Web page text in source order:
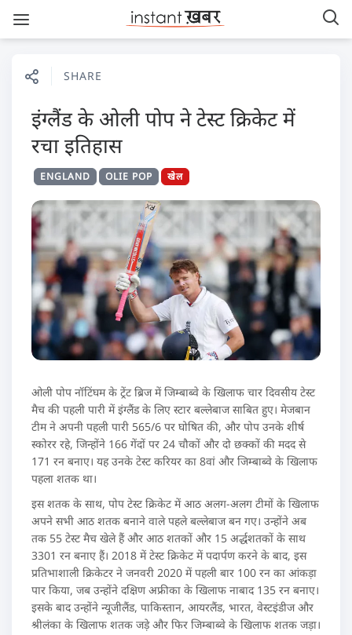
SHARE
इंग्लैंड के ओली पोप ने टेस्ट क्रिकेट में
रचा इतिहास
ENGLAND OLIE POP खेल
ओली पोप नॉटिंघम के ट्रेंट ब्रिज में जिम्बाब्वे के खिलाफ चार दिवसीय टेस्ट
मैच की पहली पारी में इंग्लैंड के लिए स्टार बल्लेबाज साबित हुए। मेजबान
टीम ने अपनी पहली पारी 565/6 पर घोषित की, और पोप उनके शीर्ष
स्कोरर रहे, जिन्होंने 166 गेंदों पर 24 चौकों और दो छक्कों की मदद से
171 रन बनाए। यह उनके टेस्ट करियर का 8वां और जिम्बाब्वे के खिलाफ
पहला शतक था।
इस शतक के साथ, पोप टेस्ट क्रिकेट में आठ अलग-अलग टीमों के खिलाफ
अपने सभी आठ शतक बनाने वाले पहले बल्लेबाज बन गए। उन्होंने अब
तक 55 टेस्ट मैच खेले हैं और आठ शतकों और 15 अर्द्धशतकों के साथ
3301 रन बनाए हैं। 2018 में टेस्ट क्रिकेट में पदार्पण करने के बाद, इस
प्रतिभाशाली क्रिकेटर ने जनवरी 2020 में पहली बार 100 रन का आंकड़ा
पार किया, जब उन्होंने दक्षिण अफ्रीका के खिलाफ नाबाद 135 रन बनाए।
इसके बाद उन्होंने न्यूजीलैंड, पाकिस्तान, आयरलैंड, भारत, वेस्टइंडीज और
श्रीलंका के खिलाफ शतक जड़े और फिर जिम्बाब्वे के खिलाफ शतक जड़ा।